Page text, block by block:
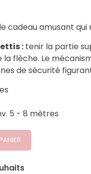
cadeau amusant
:tenir la partie
flèche. Le
de sécurité
5 - 8 mètres